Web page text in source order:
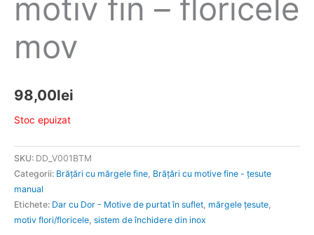
motiv fin – floricele
mov
98,00lei
Stoc epuizat
SKU: DD_V001BTM
Categorii: Brățări cu mărgele fine Brățări cu motive fine - țesute
manual
Etichete: Dar cu Dor - Motive de purtat în suflet mărgele ţesute
motiv flori/floricele sistem de închidere din inox